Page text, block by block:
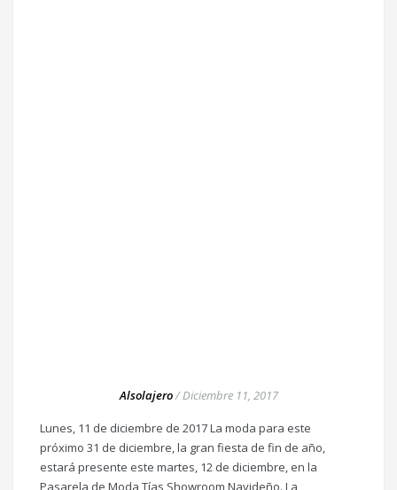
Alsolajero/Diciembre 11, 2017
Lunes, 11 de diciembre de 2017 La moda para este
próximo 31 de diciembre, la gran fiesta de fin de año,
estará presente este martes, 12 de diciembre, en la
Pasarela de Moda Tías Showroom Navideño. La